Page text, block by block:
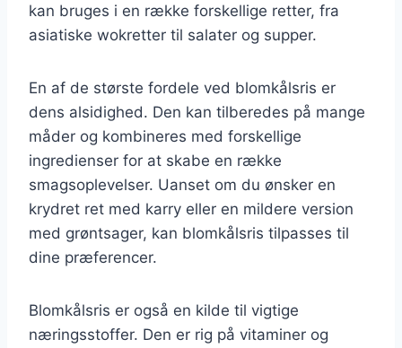
kan bruges i en række forskellige retter, fra
asiatiske wokretter til salater og supper.
En af de største fordele ved blomkålsris er
dens alsidighed. Den kan tilberedes på mange
måder og kombineres med forskellige
ingredienser for at skabe en række
smagsoplevelser. Uanset om du ønsker en
krydret ret med karry eller en mildere version
med grøntsager, kan blomkålsris tilpasses til
dine præferencer.
Blomkålsris er også en kilde til vigtige
næringsstoffer. Den er rig på vitaminer og